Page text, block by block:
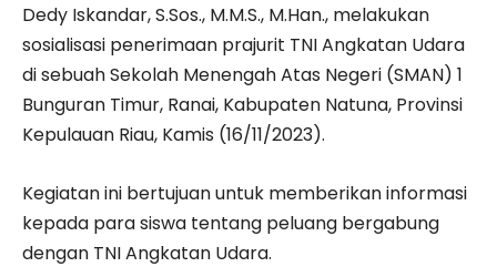
Dedy Iskandar, S.Sos., M.M.S., M.Han., melakukan
sosialisasi penerimaan prajurit TNI Angkatan Udara
di sebuah Sekolah Menengah Atas Negeri (SMAN) 1
Bunguran Timur, Ranai, Kabupaten Natuna, Provinsi
Kepulauan Riau, Kamis (16/11/2023).
Kegiatan ini bertujuan untuk memberikan informasi
kepada para siswa tentang peluang bergabung
dengan TNI Angkatan Udara.